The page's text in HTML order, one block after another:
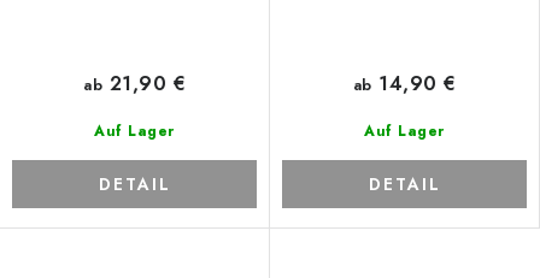
Auf Lager
ab 21,90 €
DETAIL
Auf Lager
ab 14,90 €
DETAIL